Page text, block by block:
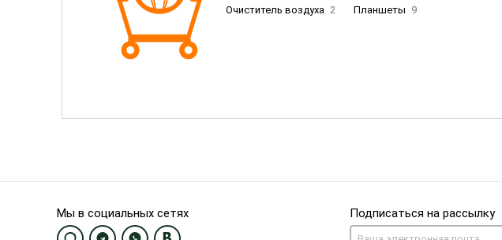
Очиститель воздуха 2 Планшеты 9
Мы в социальных сетях Подписаться на рассылку